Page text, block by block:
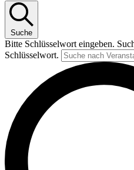
Suche
Bitte Schlüsselwort eingeben.
Schlüsselwort.